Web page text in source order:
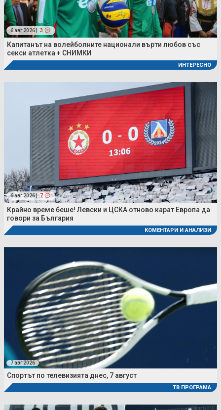
6 авг 2026 | 3
Капитанът на волейболните национали върти любов със
секси атлетка + СНИМКИ
ИНТЕРЕСНО
6 авг 2026 | 7
Крайно време беше! Левски и ЦСКА отново карат Европа да
говори за България
КОМЕНТАРИ И АНАЛИЗИ
7 авг 2026
Спортът по телевизията днес, 7 август
ТВ ПРОГРАМА